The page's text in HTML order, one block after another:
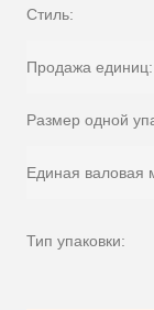
Стиль:
Продажа единиц:
Размер одной
Единая валовая
Тип упаковки: